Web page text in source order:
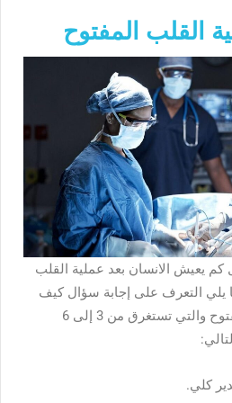
القلب المفتوح
كم يعيش الانسان بعد عملية القلب
يلي التعرف على إجابة سؤال كيف
يتم إجراء عملية القلب المفتوح والتي تستغرق من 3 إلى 6
كلي.